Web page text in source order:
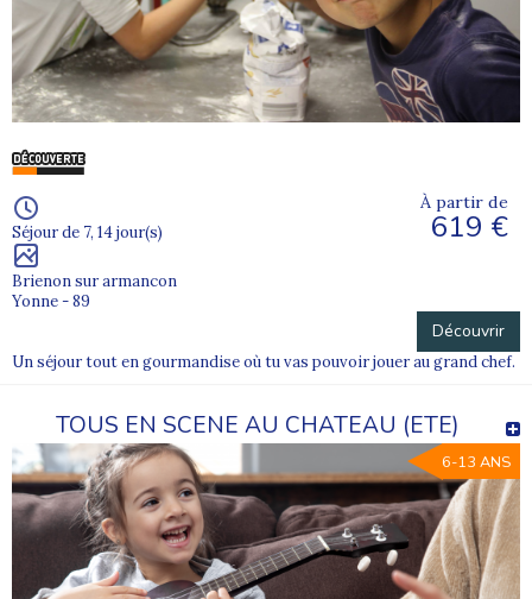
Séjour de 7, 14 jour(s)
Brienon sur armancon
Yonne - 89
À partir de
619 €
Découvrir
Un séjour tout en gourmandise où tu vas pouvoir jouer au grand chef.
TOUS EN SCENE AU CHATEAU (ETE)
6-13 ANS